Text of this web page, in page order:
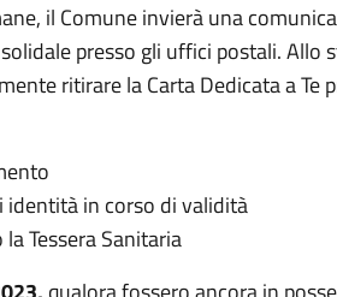
il Comune invierà una
presso gli uffici postali. Allo
ritirare la Carta Dedicata a Te
in corso di validità
la Tessera Sanitaria